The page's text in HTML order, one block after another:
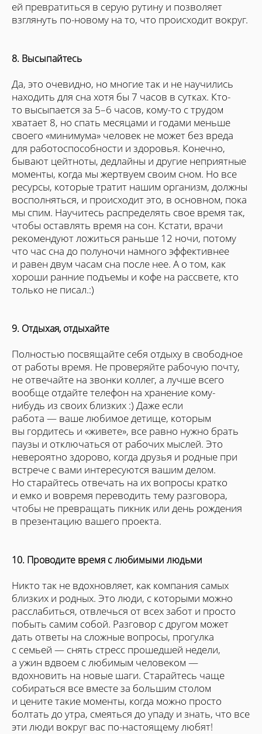
ей превратиться в серую рутину и позволяет
взглянуть по-новому на то, что происходит вокруг.
8. Высыпайтесь
Да, это очевидно, но многие так и не научились
находить для сна хотя бы 7 часов в сутках. Кто-
то высыпается за 5–6 часов, кому-то с трудом
хватает 8, но спать месяцами и годами меньше
своего «минимума» человек не может без вреда
для работоспособности и здоровья. Конечно,
бывают цейтноты, дедлайны и другие неприятные
моменты, когда мы жертвуем своим сном. Но все
ресурсы, которые тратит нашим организм, должны
восполняться, и происходит это, в основном, пока
мы спим. Научитесь распределять свое время так,
чтобы оставлять время на сон. Кстати, врачи
рекомендуют ложиться раньше 12 ночи, потому
что час сна до полуночи намного эффективнее
и равен двум часам сна после нее. А о том, как
хороши ранние подъемы и кофе на рассвете, кто
только не писал.:)
9. Отдыхая, отдыхайте
Полностью посвящайте себя отдыху в свободное
от работы время. Не проверяйте рабочую почту,
не отвечайте на звонки коллег, а лучше всего
вообще отдайте телефон на хранение кому-
нибудь из своих близких :) Даже если
работа — ваше любимое детище, которым
вы гордитесь и «живете», все равно нужно брать
паузы и отключаться от рабочих мыслей. Это
невероятно здорово, когда друзья и родные при
встрече с вами интересуются вашим делом.
Но старайтесь отвечать на их вопросы кратко
и емко и вовремя переводить тему разговора,
чтобы не превращать пикник или день рождения
в презентацию вашего проекта.
10. Проводите время с любимыми людьми
Никто так не вдохновляет, как компания самых
близких и родных. Это люди, с которыми можно
расслабиться, отвлечься от всех забот и просто
побыть самим собой. Разговор с другом может
дать ответы на сложные вопросы, прогулка
с семьей — снять стресс прошедшей недели,
а ужин вдвоем с любимым человеком —
вдохновить на новые шаги. Старайтесь чаще
собираться все вместе за большим столом
и цените такие моменты, когда можно просто
болтать до утра, смеяться до упаду и знать, что все
эти люди вокруг вас по-настоящему любят!